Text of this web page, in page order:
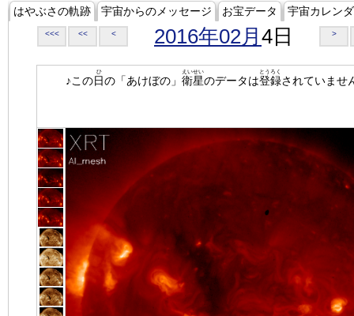
はやぶさの軌跡 宇宙からのメッセージ お宝データ 宇宙カレン
<<< << < 2016年02月 4日 >
♪この日
ひ
の「あけぼの」 衛星
えいせい
のデータは登録
とうろく
されていませ